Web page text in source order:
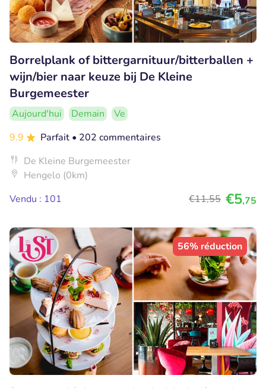
Borrelplank of bittergarnituur/bitterballen +
wijn/bier naar keuze bij De Kleine
Burgemeester
Aujourd'hui Demain
Ve
9.9
Parfait • 202 commentaires
De Kleine Burgemeester
Hengelo (0km)
Vendu : 101
€11,55 €5,75
56% réduction